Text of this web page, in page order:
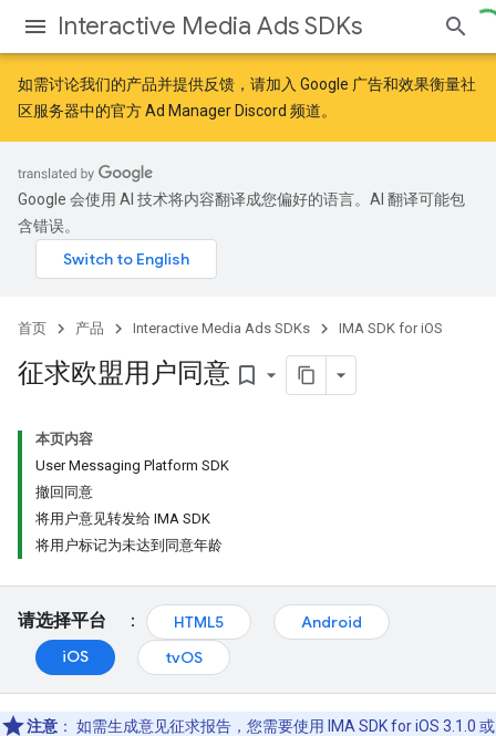
Interactive Media Ads SDKs
如需讨论我们的产品并提供反馈，请加入 Google 广告和效果衡量社
区服务器中的官方 Ad Manager Discord 频道。
Google 会使用 AI 技术将内容翻译成您偏好的语言。AI 翻译可能包
含错误。
首页 产品 Interactive Media Ads SDKs IMA SDK for iOS
征求欧盟用户同意 bookmark_border
本页内容
User Messaging Platform SDK
撤回同意
将用户意见转发给 IMA SDK
将用户标记为未达到同意年龄
请选择平台 ： HTML5
Android
iOS
tvOS
注意 ： 如需生成意见征求报告，您需要使用 IMA SDK for iOS 3.1.0 或